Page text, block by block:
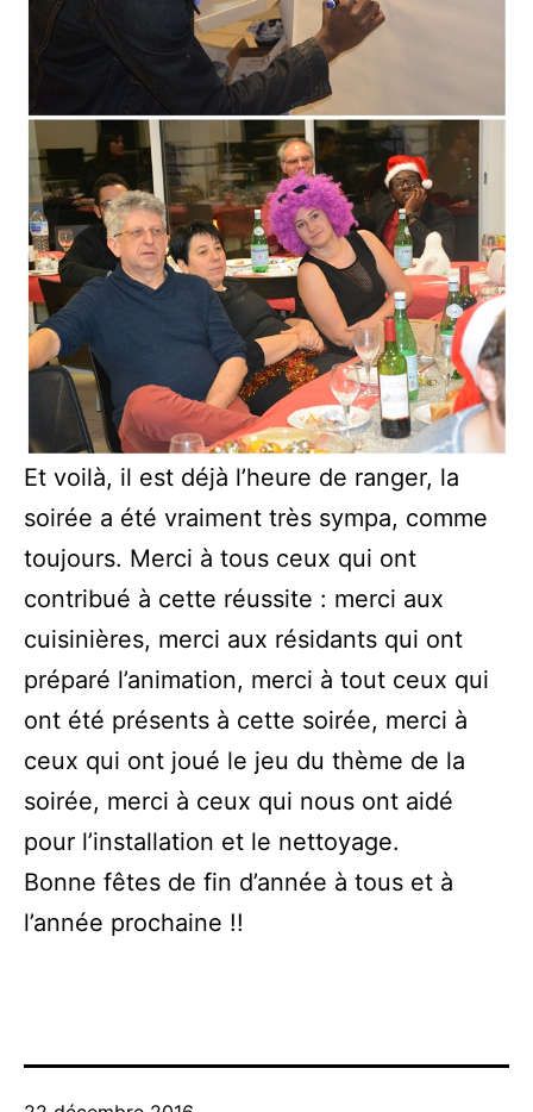
Et voilà, il est déjà l’heure de ranger, la
soirée a été vraiment très sympa, comme
toujours. Merci à tous ceux qui ont
contribué à cette réussite : merci aux
cuisinières, merci aux résidants qui ont
préparé l’animation, merci à tout ceux qui
ont été présents à cette soirée, merci à
ceux qui ont joué le jeu du thème de la
soirée, merci à ceux qui nous ont aidé
pour l’installation et le nettoyage.
Bonne fêtes de fin d’année à tous et à
l’année prochaine !!